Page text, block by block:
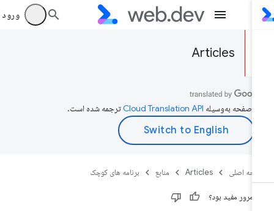
ورود به
Articles
صفحه به‌وسیله ترجمه شده است.
اصلی Articles منابع برنامه های کوچک
مرور مفید بود؟